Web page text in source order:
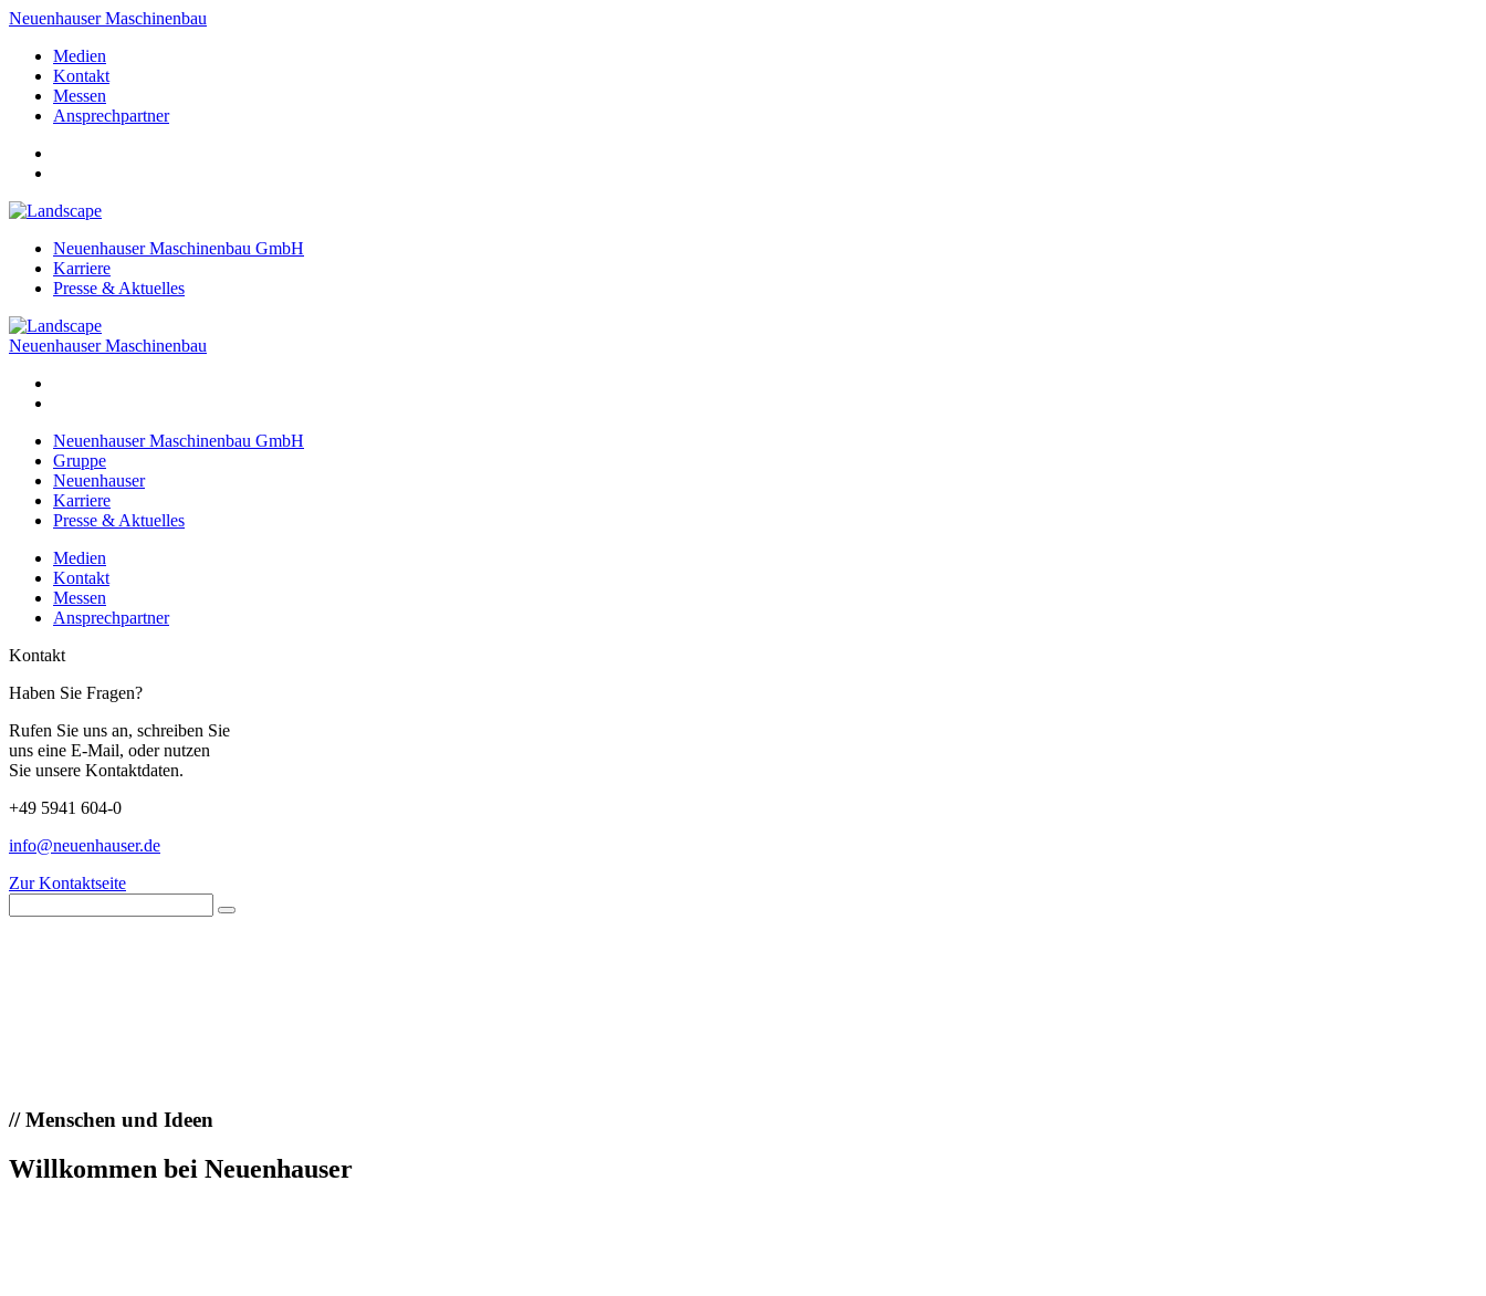
Neuenhauser Maschinenbau
Medien
Kontakt
Messen
Ansprechpartner
Neuenhauser Maschinenbau GmbH
Karriere
Presse & Aktuelles
Neuenhauser Maschinenbau
Neuenhauser Maschinenbau GmbH
Gruppe
Neuenhauser
Karriere
Presse & Aktuelles
Medien
Kontakt
Messen
Ansprechpartner
Kontakt
Haben Sie Fragen?
Rufen Sie uns an, schreiben Sie
uns eine E-Mail, oder nutzen
Sie unsere Kontaktdaten.
+49 5941 604-0
info@neuenhauser.de
Zur Kontaktseite
//Menschen und Ideen
Willkommen bei Neuenhauser